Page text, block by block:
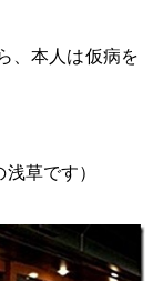
、本人は仮病を
草です）